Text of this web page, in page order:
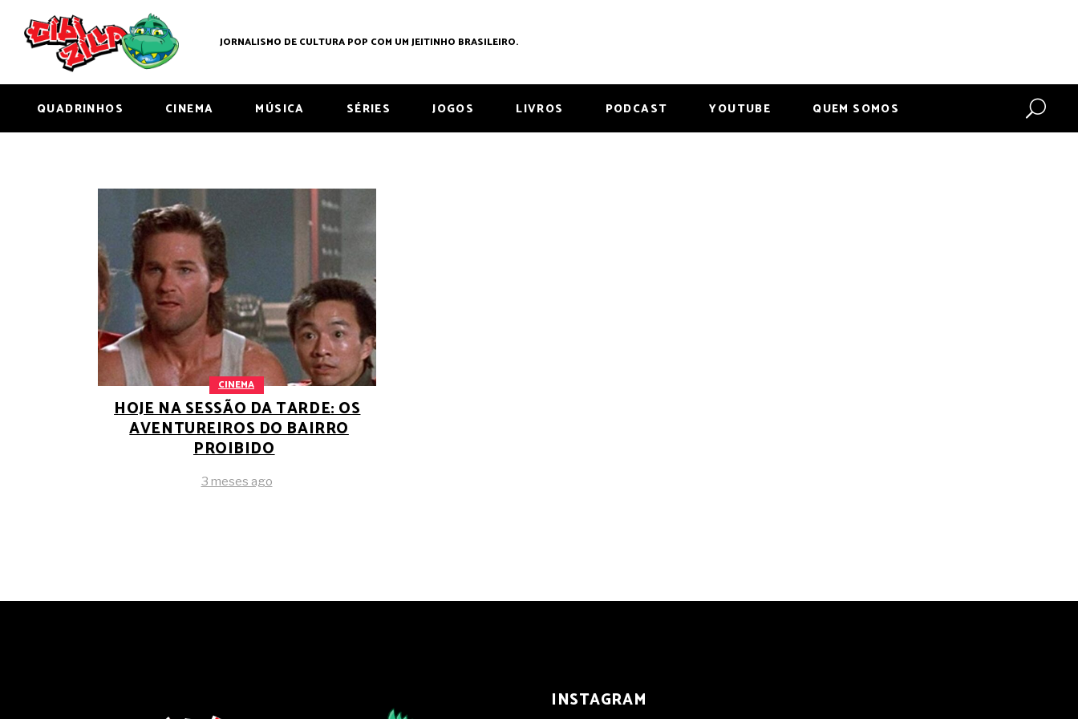
JORNALISMO DE CULTURA POP COM UM JEITINHO BRASILEIRO.
QUADRINHOS CINEMA MÚSICA SÉRIES JOGOS LIVROS PODCAST YOUTUBE QUEM SOMOS
CINEMA
HOJE NA SESSÃO DA TARDE: OS
AVENTUREIROS DO BAIRRO
PROIBIDO
3 meses ago
INSTAGRAM